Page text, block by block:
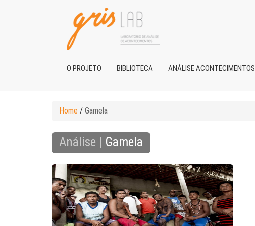
O PROJETO BIBLIOTECA ANÁLISE ACONTECIMENTOS
Home / Gamela
Análise | Gamela